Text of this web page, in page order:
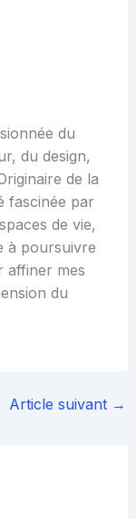
du
du design,
de la
fascinée par
de vie,
à poursuivre
affiner mes
du
Article suivant →